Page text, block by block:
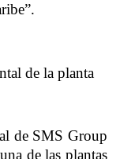
de la planta
de SMS Group
de las plantas